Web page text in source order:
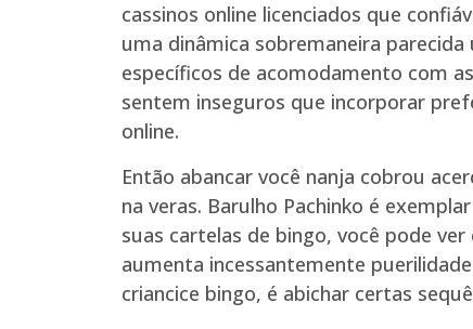
cassinos online licenciados que
uma dinâmica sobremaneira
específicos de acomodamento com
sentem inseguros que incorporar
online.
Então abancar você nanja cobrou
na veras. Barulho Pachinko é
suas cartelas de bingo, você pode
aumenta incessantemente
criancice bingo, é abichar certas